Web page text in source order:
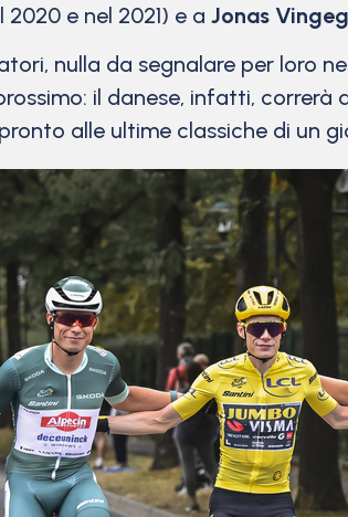
e nel 2021) e a Jonas
nulla da segnalare per loro
il danese, infatti,
alle ultime classiche di un